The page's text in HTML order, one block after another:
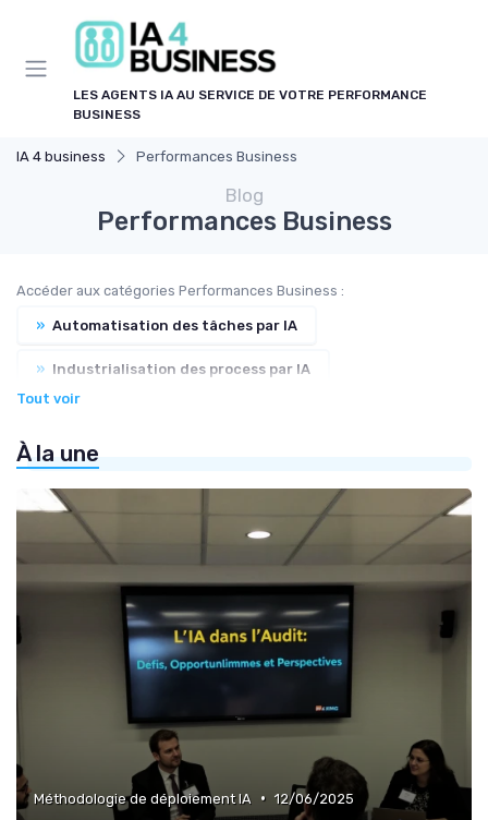
LES AGENTS IA AU SERVICE DE VOTRE PERFORMANCE
BUSINESS
IA 4 business Performances Business
Blog
Performances Business
Accéder aux catégories Performances Business :
» Automatisation des tâches par IA
» Industrialisation des process par IA
» IA et Automatisation des processus
Méthodologie de déploiement IA
Retours sur investissement de l'IA
Tout voir
À la une
Méthodologie de déploiement IA • 12/06/2025